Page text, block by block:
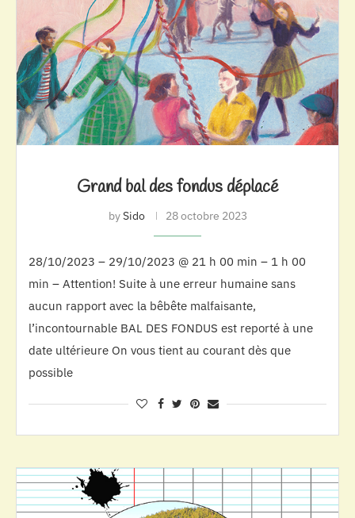
Grand bal des fondus déplacé
bySido 28 octobre 2023
28/10/2023 – 29/10/2023 @ 21 h 00 min – 1 h 00
min – Attention! Suite à une erreur humaine sans
aucun rapport avec la bêbête malfaisante,
l’incontournable BAL DES FONDUS est reporté à une
date ultérieure On vous tient au courant dès que
possible